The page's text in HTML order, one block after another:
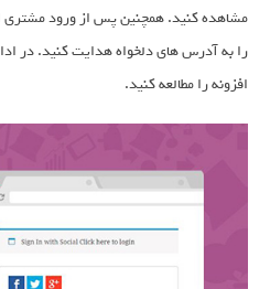
مشاهده کنید. همچنین پس از ورود مشتری
را به آدرس های دلخواه هدایت کنید. در
افزونه را مطالعه کنید.